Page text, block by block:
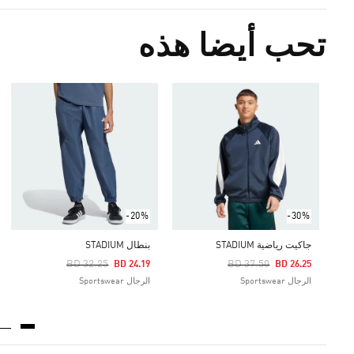
تحب أيضا هذه
-30%
جاكيت رياضية STADIUM
BD 37.50 BD 26.25
الرجال Sportswear
-20%
بنطال STADIUM
Price Reduced From
BD 32.25
To BD 24.19
الرجال Sportswear